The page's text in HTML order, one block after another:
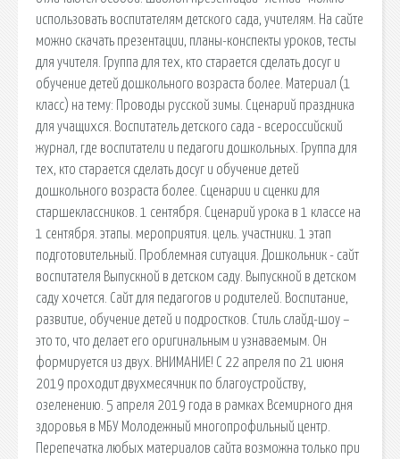
использовать воспитателям детского сада, учителям. На сайте
можно скачать презентации, планы-конспекты уроков, тесты
для учителя. Группа для тех, кто старается сделать досуг и
обучение детей дошкольного возраста более. Материал (1
класс) на тему: Проводы русской зимы. Сценарий праздника
для учащихся. Воспитатель детского сада - всероссийский
журнал, где воспитатели и педагоги дошкольных. Группа для
тех, кто старается сделать досуг и обучение детей
дошкольного возраста более. Сценарии и сценки для
старшеклассников. 1 сентября. Сценарий урока в 1 классе на
1 сентября. этапы. мероприятия. цель. участники. 1 этап
подготовительный. Проблемная ситуация. Дошкольник - сайт
воспитателя Выпускной в детском саду. Выпускной в детском
саду хочется. Сайт для педагогов и родителей. Воспитание,
развитие, обучение детей и подростков. Стиль слайд-шоу –
это то, что делает его оригинальным и узнаваемым. Он
формируется из двух. ВНИМАНИЕ! С 22 апреля по 21 июня
2019 проходит двухмесячник по благоустройству,
озеленению. 5 апреля 2019 года в рамках Всемирного дня
здоровья в МБУ Молодежный многопрофильный центр.
Перепечатка любых материалов сайта возможна только при